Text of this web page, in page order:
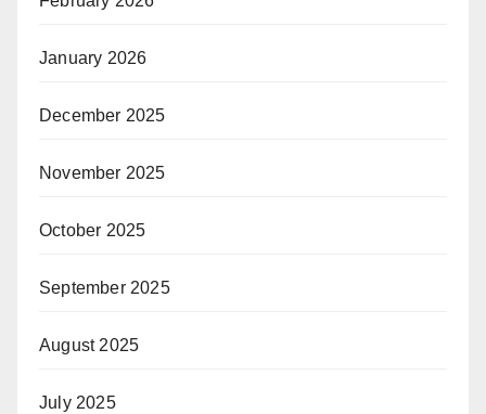
January 2026
December 2025
November 2025
October 2025
September 2025
August 2025
July 2025